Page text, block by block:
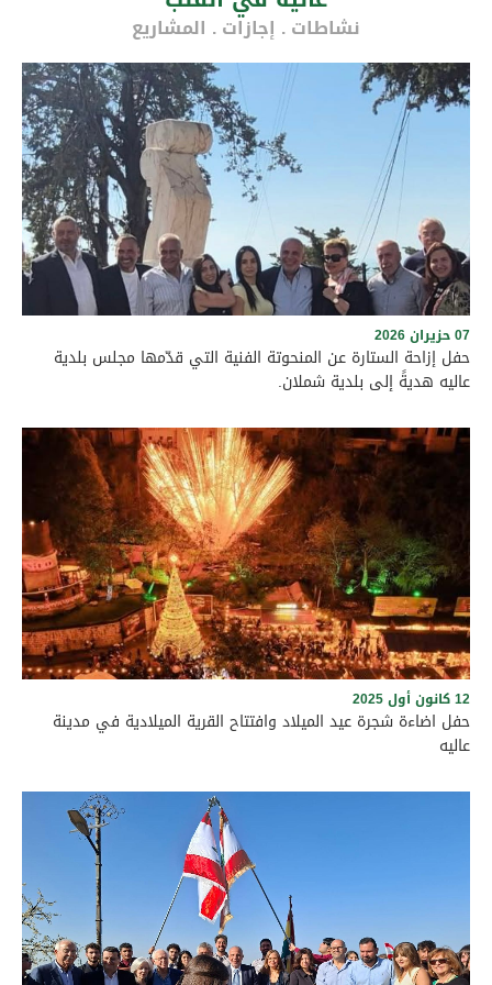
نشاطات . إجازات . المشاريع
برعاية رئيس بلدية عاليه الأستاذ وجدي مراد وأعضاء المجلس البلدي،
وبحضور حشد من الفعاليات الرسمية والاجتماعية، ورؤساء البلديات
والمخاتير، والمرجعيات الروحية في قضاء عاليه، أُقيم نهار السبت
الواقع في 6 حزيران 2026 حفل إزاحة الستارة عن المنحوتة الفنية التي
قدّمها مجلس بلدية عاليه هديةً إلى بلدية شملان. وجرى الاحتفال
على الطريق العام في بلدة شملان عند الساعة الرابعة بعد الظهر،
في أجواء سادتها الألفة والمحبة والتعاون، بما يجسّد عمق العلاقات
الأخوية والتاريخية التي تجمع بين بلدتي عاليه وشملان، ويؤكد الحرص
المشترك على تعزيز الروابط الثقافية والإنمائية وترسيخ قيم التواصل
والتكامل بين أبناء المنطقة
07 حزيران 2026
حفل إزاحة الستارة عن المنحوتة الفنية التي قدّمها مجلس بلدية
عاليه هديةً إلى بلدية شملان.
حفل اضاءة شجرة عيد الميلاد في مدينة عاليه
12 كانون أول 2025
حفل اضاءة شجرة عيد الميلاد وافتتاح القرية الميلادية في مدينة
عاليه